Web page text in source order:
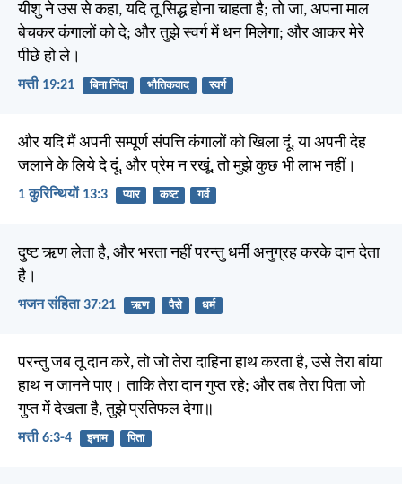
यीशु ने उस से कहा, यदि तू सिद्ध होना चाहता है; तो जा, अपना माल
बेचकर कंगालों को दे; और तुझे स्वर्ग में धन मिलेगा; और आकर मेरे
पीछे हो ले।
मत्ती 19:21 बिना निंदा भौतिकवाद स्वर्ग
और यदि मैं अपनी सम्पूर्ण संपत्ति कंगालों को खिला दूं, या अपनी देह
जलाने के लिये दे दूं, और प्रेम न रखूं, तो मुझे कुछ भी लाभ नहीं।
1 कुरिन्थियों 13:3 प्यार कष्ट गर्व
दुष्ट ऋण लेता है, और भरता नहीं परन्तु धर्मीं अनुग्रह करके दान देता
है।
भजन संहिता 37:21 ऋण पैसे धर्म
परन्तु जब तू दान करे, तो जो तेरा दाहिना हाथ करता है, उसे तेरा बांया
हाथ न जानने पाए। ताकि तेरा दान गुप्त रहे; और तब तेरा पिता जो
गुप्त में देखता है, तुझे प्रतिफल देगा॥
मत्ती 6:3-4 इनाम पिता